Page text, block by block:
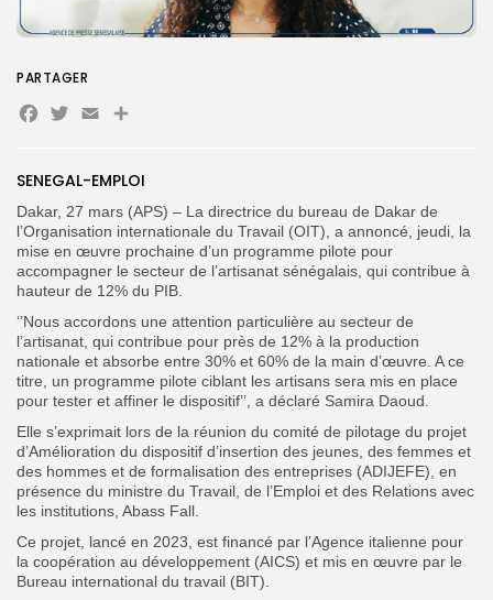
for:
FR
SENEGAL-EMPLOI
Dakar, 27 mars (APS) – La directrice du bureau de Dakar de
l’Organisation internationale du Travail (OIT), a annoncé, jeudi, la
mise en œuvre prochaine d’un programme pilote pour
accompagner le secteur de l’artisanat sénégalais, qui contribue à
hauteur de 12% du PIB.
‘’Nous accordons une attention particulière au secteur de
l’artisanat, qui contribue pour près de 12% à la production
nationale et absorbe entre 30% et 60% de la main d’œuvre. A ce
titre, un programme pilote ciblant les artisans sera mis en place
pour tester et affiner le dispositif’’, a déclaré Samira Daoud.
Elle s’exprimait lors de la réunion du comité de pilotage du projet
d’Amélioration du dispositif d’insertion des jeunes, des femmes et
des hommes et de formalisation des entreprises (ADIJEFE), en
présence du ministre du Travail, de l’Emploi et des Relations avec
les institutions, Abass Fall.
Ce projet, lancé en 2023, est financé par l’Agence italienne pour
la coopération au développement (AICS) et mis en œuvre par le
Bureau international du travail (BIT).
PARTAGER
Facebook
Twitter
EmailPartager